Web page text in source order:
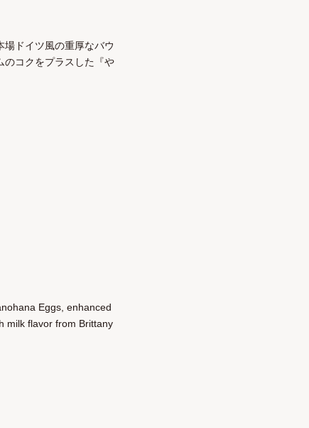
ドイツ風の重厚なバウ
のコクをプラスした『や
Eggs, enhanced
milk flavor from Brittany